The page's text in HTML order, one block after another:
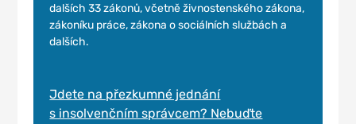
dalších 33 zákonů, včetně živnostenského zákona,
zákoníku práce, zákona o sociálních službách a
dalších.
Jdete na přezkumné jednání
s insolvenčním správcem? Nebuďte